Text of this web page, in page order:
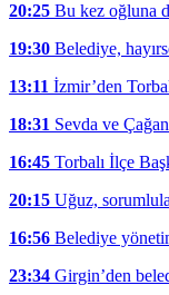
20:25 Bu kez oğluna
19:30 Belediye,
13:11 İzmir’den
18:31 Sevda ve
16:45 Torbalı İlçe
20:15 Uğuz,
16:56 Belediye
23:34 Girgin’den